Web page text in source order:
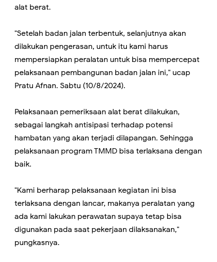
alat berat.
"Setelah badan jalan terbentuk, selanjutnya akan
dilakukan pengerasan, untuk itu kami harus
mempersiapkan peralatan untuk bisa mempercepat
pelaksanaan pembangunan badan jalan ini," ucap
Pratu Afnan. Sabtu (10/8/2024).
Pelaksanaan pemeriksaan alat berat dilakukan,
sebagai langkah antisipasi terhadap potensi
hambatan yang akan terjadi dilapangan. Sehingga
pelaksanaan program TMMD bisa terlaksana dengan
baik.
"Kami berharap pelaksanaan kegiatan ini bisa
terlaksana dengan lancar, makanya peralatan yang
ada kami lakukan perawatan supaya tetap bisa
digunakan pada saat pekerjaan dilaksanakan,"
pungkasnya.